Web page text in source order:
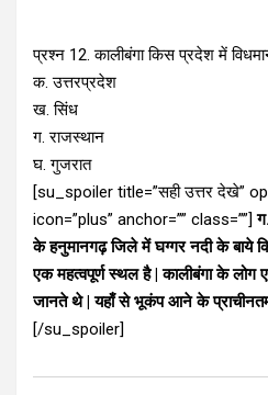
प्रश्न 12. कालीबंगा किस प्रदेश में
क. उत्तरप्रदेश
ख. सिंध
ग. राजस्थान
घ. गुजरात
[su_spoiler title=”सही उत्तर देखे”
icon=”plus” anchor=”” class=””]
के हनुमानगढ़ जिले में घग्गर नदी के बाये
एक महत्वपूर्ण स्थल है | कालीबंगा के
जानते थे | यहाँ से भूकंप आने के प्राचीनतम
[/su_spoiler]